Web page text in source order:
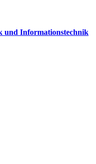
und Informationstechnik